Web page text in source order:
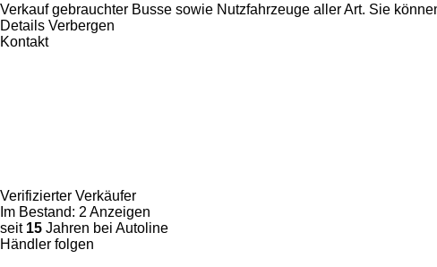
Verkauf gebrauchter Busse sowie Nutzfahrzeuge aller Art. Sie
Details Verbergen
Kontakt
Verifizierter Verkäufer
Im Bestand: 2 Anzeigen
seit 15 Jahren bei Autoline
Händler folgen